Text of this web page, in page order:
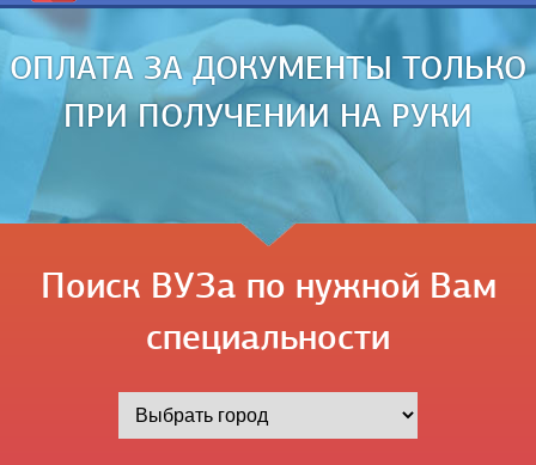
ОПЛАТА ЗА ДОКУМЕНТЫ ТОЛЬКО
ПРИ ПОЛУЧЕНИИ НА РУКИ
Поиск ВУЗа по нужной Вам
специальности